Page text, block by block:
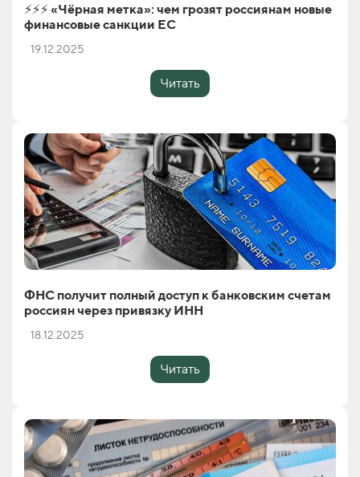
⚡️⚡️⚡️ «Чёрная метка»: чем грозят россиянам новые
финансовые санкции ЕС
19.12.2025
Читать
ФНС получит полный доступ к банковским счетам
россиян через привязку ИНН
18.12.2025
Читать